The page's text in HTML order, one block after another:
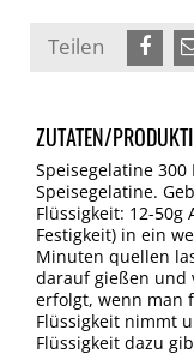
Teilen
ZUTATEN/
Speisegelatine
Speisegelatine.
Flüssigkeit: 12-
Festigkeit) in ein
Minuten quellen
darauf gießen und
erfolgt, wenn man
Flüssigkeit nimmt
Flüssigkeit dazu